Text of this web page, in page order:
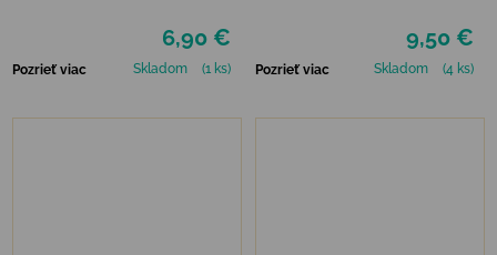
6,90 €
Pozrieť viac Skladom (1 ks)
9,50 €
Pozrieť viac Skladom (4 ks)